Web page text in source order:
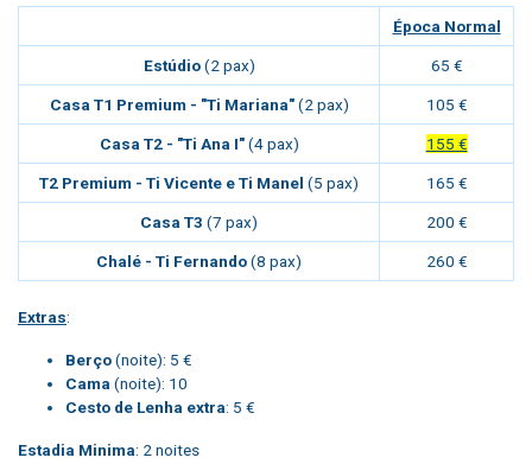
Época Normal
Estúdio(2 pax) 65 €
Casa T1 Premium - "Ti Mariana"(2 pax) 105 €
Casa T2 - "Ti Ana I"(4 pax) 155 €
T2 Premium - Ti Vicente e Ti Manel (5 pax) 165 €
Casa T3 (7 pax) 200 €
Chalé - Ti Fernando(8 pax) 260 €
Extras:
Berço(noite): 5 €
Cama (noite): 10
Cesto de Lenha extra: 5 €
Estadia Minima: 2 noites